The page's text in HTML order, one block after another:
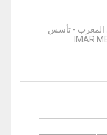
المغرب - تأسس